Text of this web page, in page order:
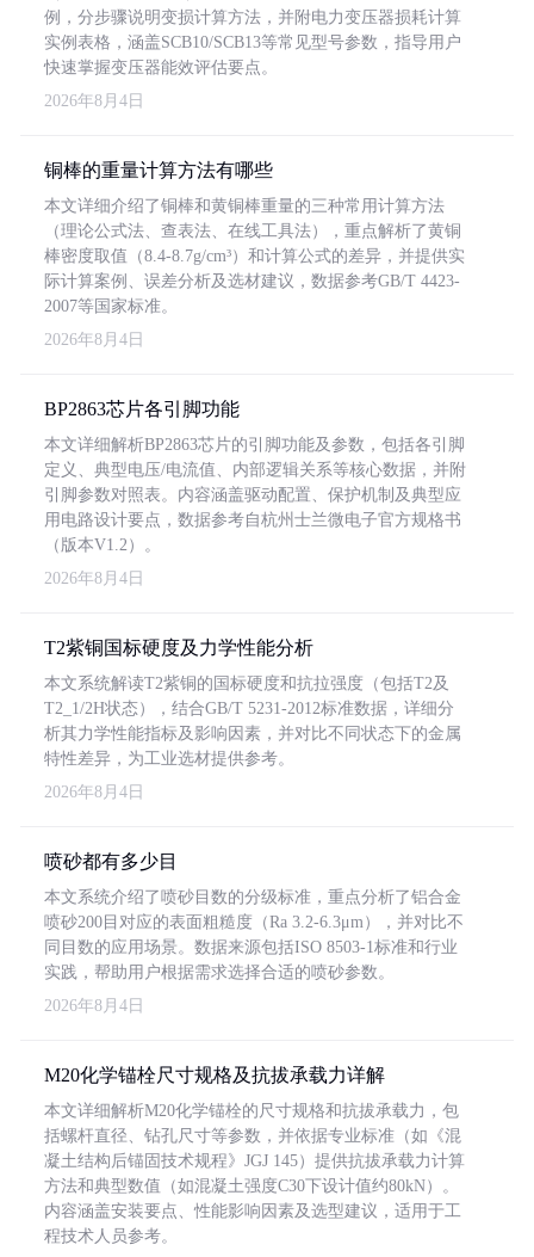
例，分步骤说明变损计算方法，并附电力变压器损耗计算
实例表格，涵盖SCB10/SCB13等常见型号参数，指导用户
快速掌握变压器能效评估要点。
2026年8月4日
铜棒的重量计算方法有哪些
本文详细介绍了铜棒和黄铜棒重量的三种常用计算方法
（理论公式法、查表法、在线工具法），重点解析了黄铜
棒密度取值（8.4-8.7g/cm³）和计算公式的差异，并提供实
际计算案例、误差分析及选材建议，数据参考GB/T 4423-
2007等国家标准。
2026年8月4日
BP2863芯片各引脚功能
本文详细解析BP2863芯片的引脚功能及参数，包括各引脚
定义、典型电压/电流值、内部逻辑关系等核心数据，并附
引脚参数对照表。内容涵盖驱动配置、保护机制及典型应
用电路设计要点，数据参考自杭州士兰微电子官方规格书
（版本V1.2）。
2026年8月4日
T2紫铜国标硬度及力学性能分析
本文系统解读T2紫铜的国标硬度和抗拉强度（包括T2及
T2_1/2H状态），结合GB/T 5231-2012标准数据，详细分
析其力学性能指标及影响因素，并对比不同状态下的金属
特性差异，为工业选材提供参考。
2026年8月4日
喷砂都有多少目
本文系统介绍了喷砂目数的分级标准，重点分析了铝合金
喷砂200目对应的表面粗糙度（Ra 3.2-6.3μm），并对比不
同目数的应用场景。数据来源包括ISO 8503-1标准和行业
实践，帮助用户根据需求选择合适的喷砂参数。
2026年8月4日
M20化学锚栓尺寸规格及抗拔承载力详解
本文详细解析M20化学锚栓的尺寸规格和抗拔承载力，包
括螺杆直径、钻孔尺寸等参数，并依据专业标准（如《混
凝土结构后锚固技术规程》JGJ 145）提供抗拔承载力计算
方法和典型数值（如混凝土强度C30下设计值约80kN）。
内容涵盖安装要点、性能影响因素及选型建议，适用于工
程技术人员参考。